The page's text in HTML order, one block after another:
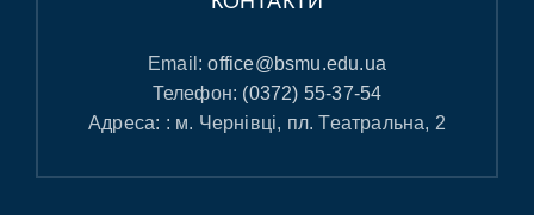
Email:office@bsmu.edu.ua
Телефон: (0372) 55-37-54
Адреса: : м. Чернівці, пл. Театральна, 2